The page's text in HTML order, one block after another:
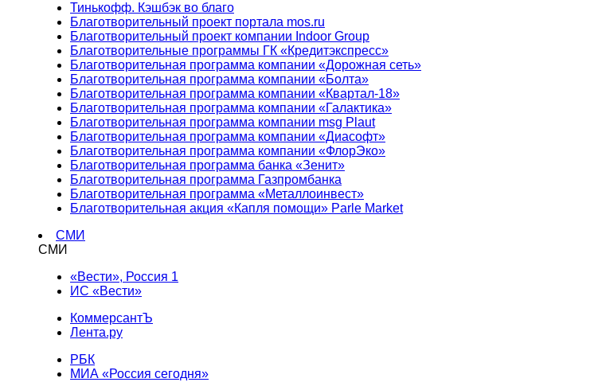
Тинькофф. Кэшбэк во благо
Благотворительный проект портала mos.ru
Благотворительный проект компании Indoor Group
Благотворительные программы ГК «Кредитэкспресс»
Благотворительная программа компании «Дорожная сеть»
Благотворительная программа компании «Болта»
Благотворительная программа компании «Квартал-18»
Благотворительная программа компании «Галактика»
Благотворительная программа компании msg Plaut
Благотворительная программа компании «Диасофт»
Благотворительная программа компании «ФлорЭко»
Благотворительная программа банка «Зенит»
Благотворительная программа Газпромбанка
Благотворительная программа «Металлоинвест»
Благотворительная акция «Капля помощи» Parle Market
СМИ
СМИ
«Вести», Россия 1
ИС «Вести»
КоммерсантЪ
Лента.ру
РБК
МИА «Россия сегодня»